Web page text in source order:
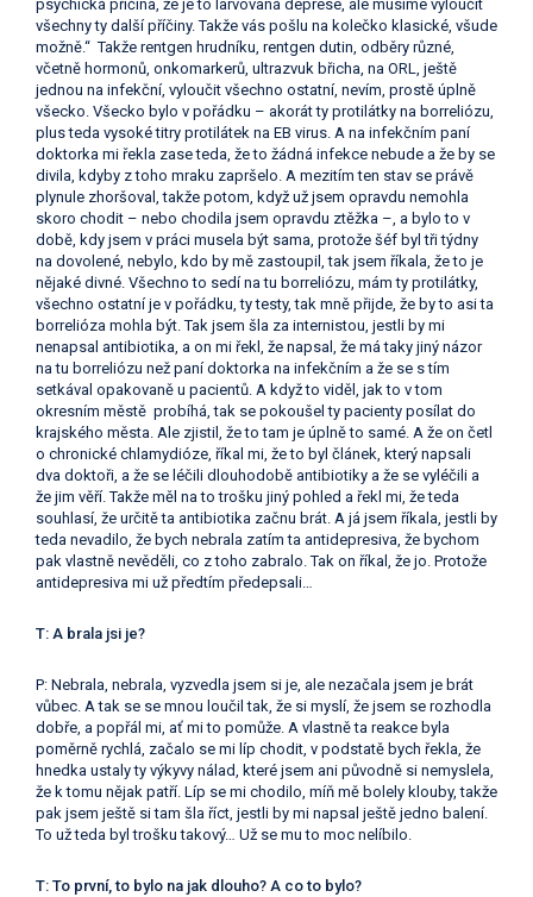
psychická příčina, že je to larvovaná deprese, ale musíme vyloučit
všechny ty další příčiny. Takže vás pošlu na kolečko klasické, všude
možně.“ Takže rentgen hrudníku, rentgen dutin, odběry různé,
včetně hormonů, onkomarkerů, ultrazvuk břicha, na ORL, ještě
jednou na infekční, vyloučit všechno ostatní, nevím, prostě úplně
všecko. Všecko bylo v pořádku – akorát ty protilátky na borreliózu,
plus teda vysoké titry protilátek na EB virus. A na infekčním paní
doktorka mi řekla zase teda, že to žádná infekce nebude a že by se
divila, kdyby z toho mraku zapršelo. A mezitím ten stav se právě
plynule zhoršoval, takže potom, když už jsem opravdu nemohla
skoro chodit – nebo chodila jsem opravdu ztěžka –, a bylo to v
době, kdy jsem v práci musela být sama, protože šéf byl tři týdny
na dovolené, nebylo, kdo by mě zastoupil, tak jsem říkala, že to je
nějaké divné. Všechno to sedí na tu borreliózu, mám ty protilátky,
všechno ostatní je v pořádku, ty testy, tak mně přijde, že by to asi ta
borrelióza mohla být. Tak jsem šla za internistou, jestli by mi
nenapsal antibiotika, a on mi řekl, že napsal, že má taky jiný názor
na tu borreliózu než paní doktorka na infekčním a že se s tím
setkával opakovaně u pacientů. A když to viděl, jak to v tom
okresním městě probíhá, tak se pokoušel ty pacienty posílat do
krajského města. Ale zjistil, že to tam je úplně to samé. A že on četl
o chronické chlamydióze, říkal mi, že to byl článek, který napsali
dva doktoři, a že se léčili dlouhodobě antibiotiky a že se vyléčili a
že jim věří. Takže měl na to trošku jiný pohled a řekl mi, že teda
souhlasí, že určitě ta antibiotika začnu brát. A já jsem říkala, jestli by
teda nevadilo, že bych nebrala zatím ta antidepresiva, že bychom
pak vlastně nevěděli, co z toho zabralo. Tak on říkal, že jo. Protože
antidepresiva mi už předtím předepsali…
T: A brala jsi je?
P: Nebrala, nebrala, vyzvedla jsem si je, ale nezačala jsem je brát
vůbec. A tak se se mnou loučil tak, že si myslí, že jsem se rozhodla
dobře, a popřál mi, ať mi to pomůže. A vlastně ta reakce byla
poměrně rychlá, začalo se mi líp chodit, v podstatě bych řekla, že
hnedka ustaly ty výkyvy nálad, které jsem ani původně si nemyslela,
že k tomu nějak patří. Líp se mi chodilo, míň mě bolely klouby, takže
pak jsem ještě si tam šla říct, jestli by mi napsal ještě jedno balení.
To už teda byl trošku takový… Už se mu to moc nelíbilo.
T: To první, to bylo na jak dlouho? A co to bylo?